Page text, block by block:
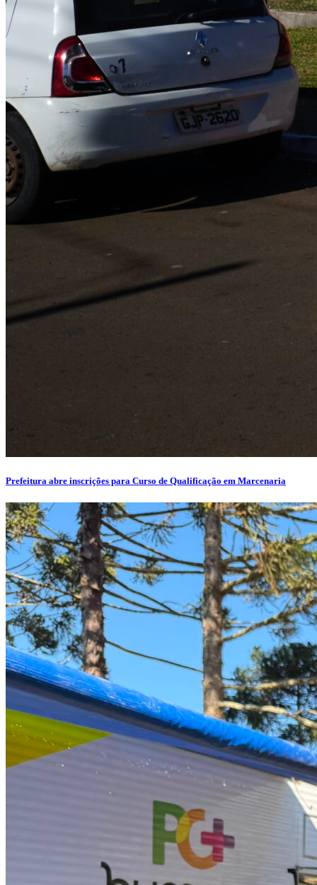
Prefeitura abre inscrições para Curso de Qualificação em Marcenaria